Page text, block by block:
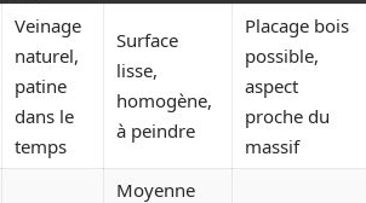
Veinage
naturel,
patine
dans le
temps
Surface
lisse,
homogène,
à peindre
Placage bois
possible,
aspect
proche du
massif
Moyenne